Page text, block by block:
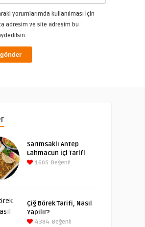
yorumlarımda kullanılması için
adresim ve site adresim bu
Sarımsaklı Antep
Lahmacun İçi Tarifi
1605 Beğeni!
Çiğ Börek Tarifi, Nasıl
Yapılır?
4384 Beğeni!